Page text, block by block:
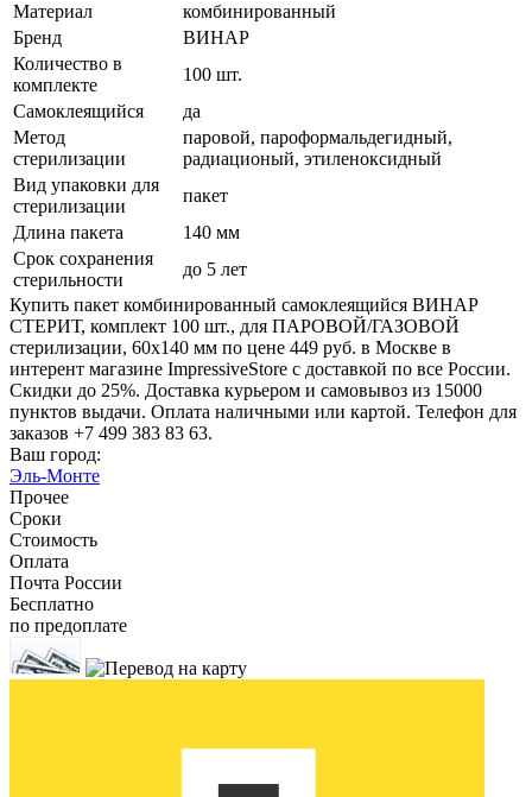
Материал
комбинированный
Бренд
ВИНАР
Количество в
комплекте
100 шт.
Самоклеящийся
да
Метод
стерилизации
паровой, пароформальдегидный,
радиационый, этиленоксидный
Вид упаковки для
стерилизации
пакет
Длина пакета
140 мм
Срок сохранения
стерильности
до 5 лет
Купить пакет комбинированный самоклеящийся ВИНАР
СТЕРИТ, комплект 100 шт., для ПАРОВОЙ/ГАЗОВОЙ
стерилизации, 60х140 мм по цене 449 руб. в Москве в
интерент магазине ImpressiveStore с доставкой по все России.
Скидки до 25%. Доставка курьером и самовывоз из 15000
пунктов выдачи. Оплата наличными или картой. Телефон для
заказов +7 499 383 83 63.
Ваш город:
Эль-Монте
Прочее
Сроки
Стоимость
Оплата
Почта России
Бесплатно
по предоплате